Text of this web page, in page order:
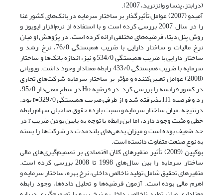
(درابتز، پنسا و وانزنرید، 2007).
آمیدو (2007) عوامل تأثیرگذار بر ساختار سرمایه در بانک‌های کشور غنا
را در سال 2007 بررسی کرده است و با استفاده از نرم‌افزار ایویوز و
روش پنل دیتا، فرضیه‌های مختلفی ارائه کرده است. در پژوهش او میان
نرخ مالیات و ساختار دارایی با ضریب همبستگی 76/0، نرخ رشد و
ساختار دارایی با ضریب همبستگی 534/0 و نیز، اندازه بانک‌ها و ساختار
سرمایه با ضریب همبستگی 433/0 رابطه معنادار وجود داشت. ویویانی
(2008) عوامل تعیین‌کننده و مؤثر بر ساختار سرمایه شرکت‌های تجاری
در کشور فرانسه را بررسی کرد. در فرضیه Ho در سطح معنی‌دار 95/0،
رد و فرضیه H1 پذیرفته شد و از طرفی ضریب همبستگی 329/0=r بود.
درنتیجه، میان ساختار سرمایه و نسبت بازده حقوق صاحبان سهام رابطه
خطی و مثبت وجود دارد، اما این رابطه با توجه به پایین بودن ضریب r در
حد ضعیف بوده است و میزان بدهی‌های بلندمدت در شرکت‌ها را بسته
به نوع صنعت متفاوت دانسته است.
بوکپین (2009) تأثیر متغیرهای کلان اقتصادی بر تصمیم‌گیری‌های مالی
ساختار سرمایه را بین سال‌های 1998 تا 2008 بررسی کرده است.
متغیر‌های تحقیق شامل تولید ناخالص داخلی، نرخ بهره، ساختار سرمایه و
اهرم مالی بوده است. آزمون فرضیه‌ها و تحلیل داده‌ها، وجود رابطه